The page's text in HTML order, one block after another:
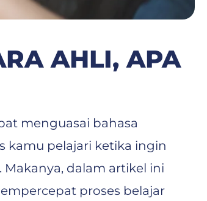
AHLI, APA
menguasai bahasa
kamu pelajari ketika ingin
dalam artikel ini
proses belajar